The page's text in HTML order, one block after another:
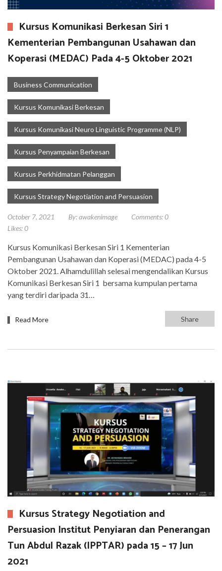
Kursus Komunikasi Berkesan Siri 1
Kementerian Pembangunan Usahawan dan
Koperasi (MEDAC) Pada 4-5 Oktober 2021
Business Communication
Kursus Komunikasi Berkesan
Kursus Komunikasi Neuro Linguistic Programme (NLP)
Kursus Penyampaian Berkesan
Kursus Perkhidmatan Pelanggan
Kursus Strategy Negotiation and Persuasion
October 7, 2021 By:awakenimage Comments:0
Likes:0
Kursus Komunikasi Berkesan Siri 1 Kementerian
Pembangunan Usahawan dan Koperasi (MEDAC) pada 4-5
Oktober 2021. Alhamdulillah selesai mengendalikan Kursus
Komunikasi Berkesan Siri 1 bersama kumpulan pertama
yang terdiri daripada 31…
Read More Share
Kursus Strategy Negotiation and
Persuasion Institut Penyiaran dan Penerangan
Tun Abdul Razak (IPPTAR) pada 15 – 17 Jun
2021